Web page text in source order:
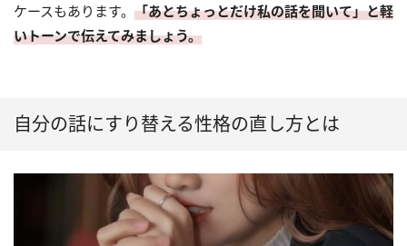
ケースもあります。 「あとちょっとだけ私の話を聞いて」と軽
いトーンで伝えてみましょう。
自分の話にすり替える性格の直し方とは